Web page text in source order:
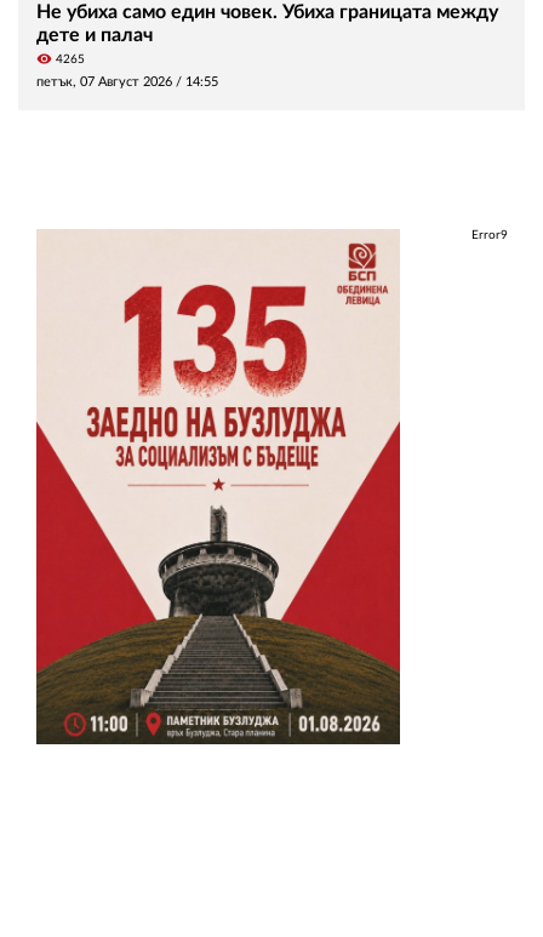
Не убиха само един човек. Убиха границата между
дете и палач
visibility 4265
петък, 07 Август 2026 / 14:55
Error9